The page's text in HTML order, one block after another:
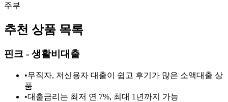
주부
추천 상품 목록
핀크 - 생활비대출
•무직자, 저신용자 대출이 쉽고 후기가 많은 소액대출 상
품
•대출금리는 최저 연 7%, 최대 1년까지 가능